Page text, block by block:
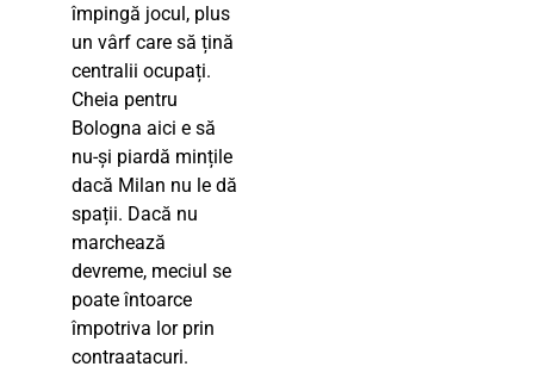
împingă jocul, plus
un vârf care să țină
centralii ocupați.
Cheia pentru
Bologna aici e să
nu-și piardă mințile
dacă Milan nu le dă
spații. Dacă nu
marchează
devreme, meciul se
poate întoarce
împotriva lor prin
contraatacuri.